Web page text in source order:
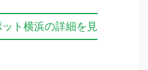
ト横浜の詳細を見